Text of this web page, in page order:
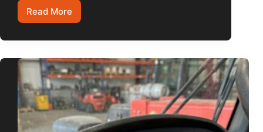
Read More
Entretien
filtre
air
en
motocross
:
guide
détaillé
et